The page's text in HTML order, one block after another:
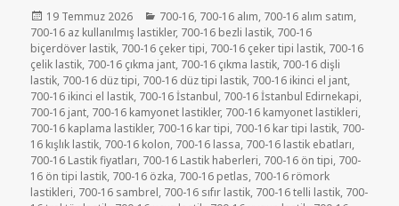
Yayın
tarihi
19 Temmuz 2026 Kategoriler
700-16, 700-16 alım, 700-16 alım satım,
700-16 az kullanılmış lastikler, 700-16 bezli lastik, 700-16
biçerdöver lastik, 700-16 çeker tipi, 700-16 çeker tipi lastik, 700-16
çelik lastik, 700-16 çıkma jant, 700-16 çıkma lastik, 700-16 dişli
lastik, 700-16 düz tipi, 700-16 düz tipi lastik, 700-16 ikinci el jant,
700-16 ikinci el lastik, 700-16 İstanbul, 700-16 İstanbul Edirnekapi,
700-16 jant, 700-16 kamyonet lastikler, 700-16 kamyonet lastikleri,
700-16 kaplama lastikler, 700-16 kar tipi, 700-16 kar tipi lastik, 700-
16 kışlık lastik, 700-16 kolon, 700-16 lassa, 700-16 lastik ebatları,
700-16 Lastik fiyatları, 700-16 Lastik haberleri, 700-16 ön tipi, 700-
16 ön tipi lastik, 700-16 özka, 700-16 petlas, 700-16 römork
lastikleri, 700-16 sambrel, 700-16 sıfır lastik, 700-16 telli lastik, 700-